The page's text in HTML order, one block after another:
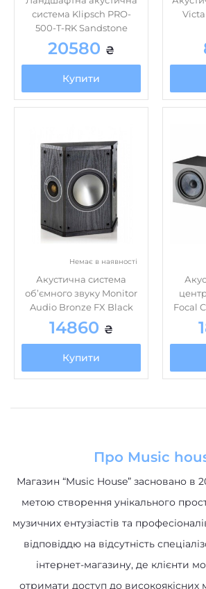
500-T-RK Sandstone
20580₴
Купити
Немає в наявності
Акустична система
Audio Bronze FX Black
14860₴
Купити
Focal
Магазин “Music House” засновано в
метою створення унікального
музичних ентузіастів та
відповіддю на відсутність
інтернет-магазину, де клієнти
отримати доступ до високоякісних
інструментів та обладнання.